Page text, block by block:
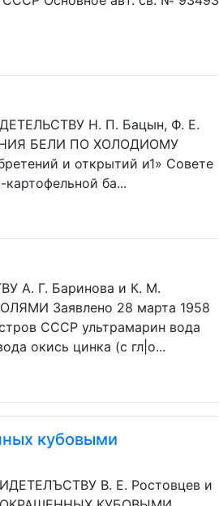
H. П. Бацын, Ф. Е.
БЕЛИ ПО ХОЛОДИОМУ
и открытий и1» Совете
ба...
А. Г. Баринова и К. М.
Заявлено 28 марта 1958
СССР ультрамарин вода
окись цинка (с гл|о...
кубовыми
В. Е. Ростовцев и